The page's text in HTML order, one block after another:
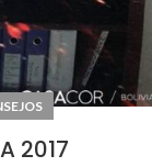
2017